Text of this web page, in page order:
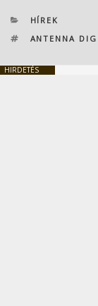
KATEGÓRIÁK
HÍREK
CÍMKÉK
ANTENNA
HIRDETÉS